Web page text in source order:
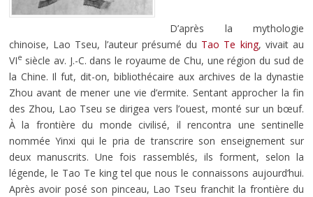
D’après la mythologie
chinoise, Lao Tseu, l’auteur présumé du Tao Te king, vivait au
VIe siècle av. J.-C. dans le royaume de Chu, une région du sud de
la Chine. Il fut, dit-on, bibliothécaire aux archives de la dynastie
Zhou avant de mener une vie d’ermite. Sentant approcher la fin
des Zhou, Lao Tseu se dirigea vers l’ouest, monté sur un bœuf.
À la frontière du monde civilisé, il rencontra une sentinelle
nommée Yinxi qui le pria de transcrire son enseignement sur
deux manuscrits. Une fois rassemblés, ils forment, selon la
légende, le Tao Te king tel que nous le connaissons aujourd’hui.
Après avoir posé son pinceau, Lao Tseu franchit la frontière du